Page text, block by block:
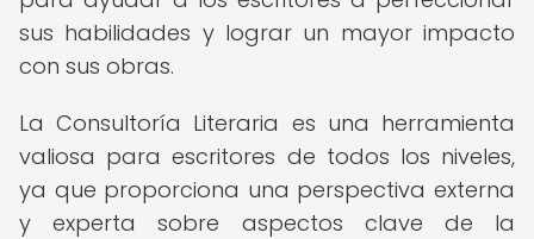
sus habilidades y lograr un mayor impacto
con sus obras.
La Consultoría Literaria es una herramienta
valiosa para escritores de todos los niveles,
ya que proporciona una perspectiva externa
y experta sobre aspectos clave de la